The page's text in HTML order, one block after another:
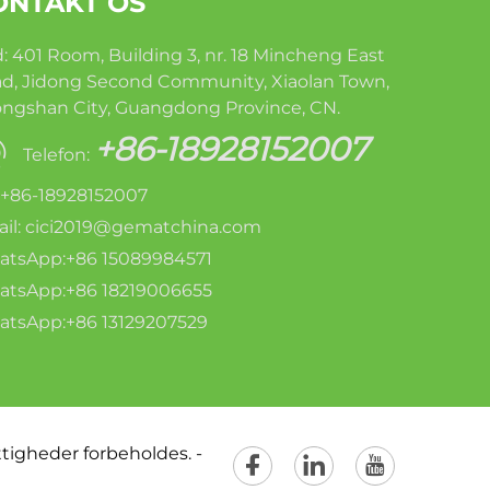
401 Room, Building 3, nr. 18 Mincheng East
Jidong Second Community, Xiaolan Town,
City, Guangdong Province, CN.
Telefon: +86-18928152007
18928152007
cici2019@gematchina.com
15089984571
18219006655
13129207529
forbeholdes. -